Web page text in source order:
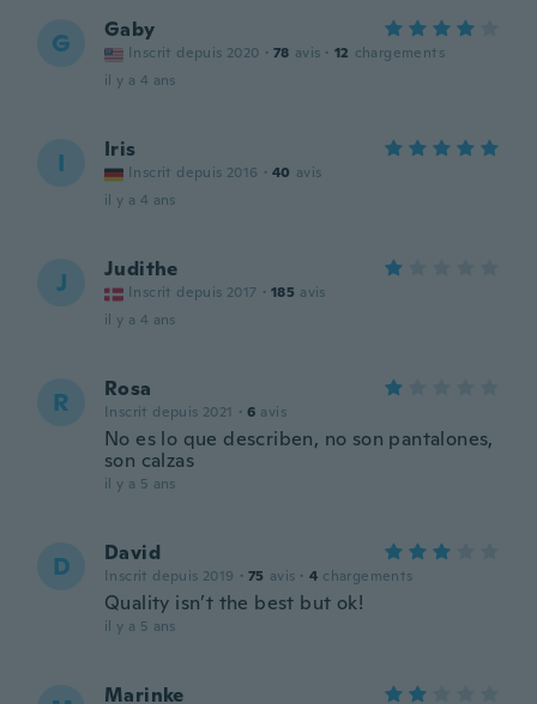
G Gaby
Inscrit depuis 2020 · 78 avis · 12 chargements
il y a 4 ans
I Iris
Inscrit depuis 2016 · 40 avis
il y a 4 ans
J Judithe
Inscrit depuis 2017 · 185 avis
il y a 4 ans
R Rosa
Inscrit depuis 2021 · 6 avis
No es lo que describen, no son pantalones,
son calzas
il y a 5 ans
D David
Inscrit depuis 2019 · 75 avis · 4 chargements
Quality isn’t the best but ok!
il y a 5 ans
Marinke